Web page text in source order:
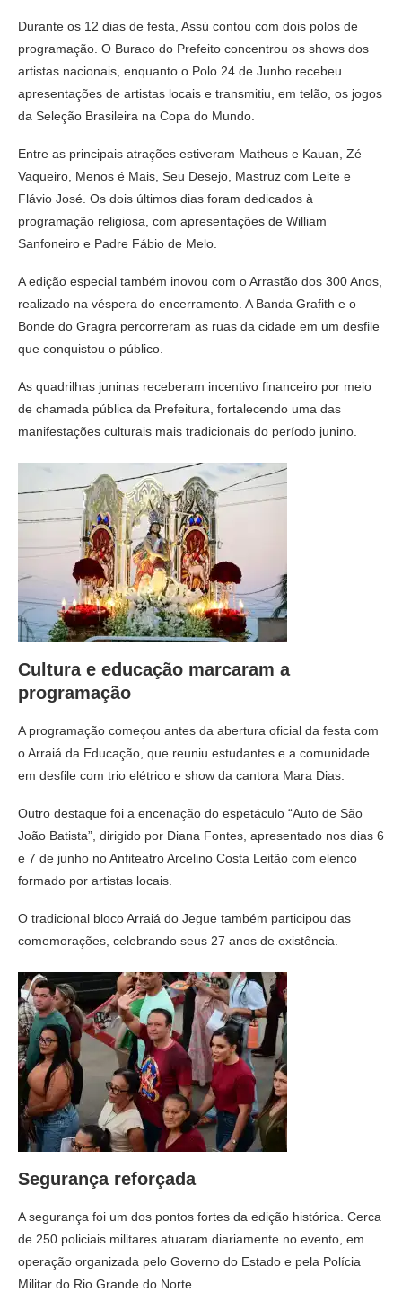
Durante os 12 dias de festa, Assú contou com dois polos de
programação. O Buraco do Prefeito concentrou os shows dos
artistas nacionais, enquanto o Polo 24 de Junho recebeu
apresentações de artistas locais e transmitiu, em telão, os jogos
da Seleção Brasileira na Copa do Mundo.
Entre as principais atrações estiveram Matheus e Kauan, Zé
Vaqueiro, Menos é Mais, Seu Desejo, Mastruz com Leite e
Flávio José. Os dois últimos dias foram dedicados à
programação religiosa, com apresentações de William
Sanfoneiro e Padre Fábio de Melo.
A edição especial também inovou com o Arrastão dos 300 Anos,
realizado na véspera do encerramento. A Banda Grafith e o
Bonde do Gragra percorreram as ruas da cidade em um desfile
que conquistou o público.
As quadrilhas juninas receberam incentivo financeiro por meio
de chamada pública da Prefeitura, fortalecendo uma das
manifestações culturais mais tradicionais do período junino.
Cultura e educação marcaram a
programação
A programação começou antes da abertura oficial da festa com
o Arraiá da Educação, que reuniu estudantes e a comunidade
em desfile com trio elétrico e show da cantora Mara Dias.
Outro destaque foi a encenação do espetáculo “Auto de São
João Batista”, dirigido por Diana Fontes, apresentado nos dias 6
e 7 de junho no Anfiteatro Arcelino Costa Leitão com elenco
formado por artistas locais.
O tradicional bloco Arraiá do Jegue também participou das
comemorações, celebrando seus 27 anos de existência.
Segurança reforçada
A segurança foi um dos pontos fortes da edição histórica. Cerca
de 250 policiais militares atuaram diariamente no evento, em
operação organizada pelo Governo do Estado e pela Polícia
Militar do Rio Grande do Norte.